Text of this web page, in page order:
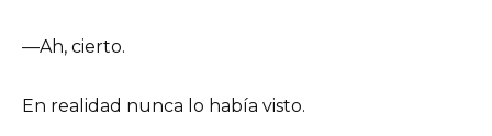
—Ah, cierto.
En realidad nunca lo había visto.